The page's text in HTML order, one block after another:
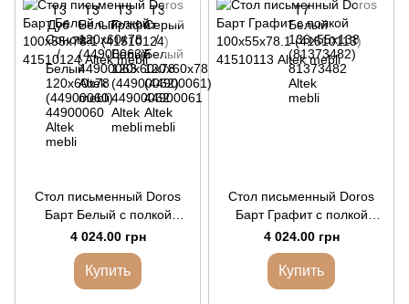
Стол письменный Doros
Барт Белый с полкой
100х55х78.1 (41510124)
4 024.00 грн
Купить
Стол письменный Doros
Барт Графит с полкой
100х55х78.1 (41510113)
4 024.00 грн
Купить